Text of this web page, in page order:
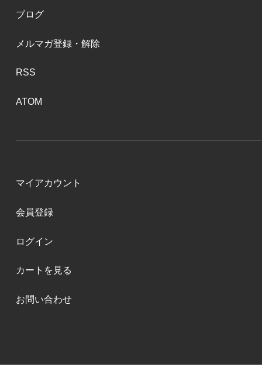
ブログ
メルマガ登録・解除
RSS
ATOM
マイアカウント
会員登録
ログイン
カートを見る
お問い合わせ